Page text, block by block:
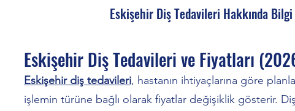
Eskişehir Diş Tedavileri Hakkında
Eskişehir Diş Tedavileri ve Fiyatları
Eskişehir diş tedavileri, hastanın ihtiyaçlarına göre
işlemin türüne bağlı olarak fiyatlar değişiklik gösterir. Diş